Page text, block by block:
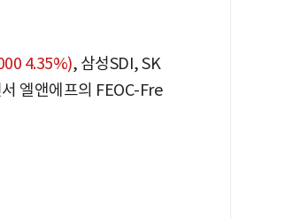
4.35%), 삼성SDI, SK
엘앤에프의 FEOC-Fre